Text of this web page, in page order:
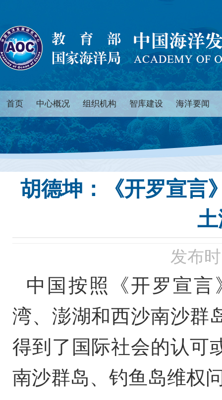
首页 中心概况 组织机构 智库建设 海洋要闻
胡德坤：《开罗宣言
发布
中国按照《开罗宣
湾、澎湖和西沙南沙群
得到了国际社会的认可
南沙群岛、钓鱼岛维权